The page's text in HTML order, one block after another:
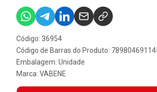
Código: 36954
Código de Barras do Produto:
Embalagem: Unidade
Marca: VABENE